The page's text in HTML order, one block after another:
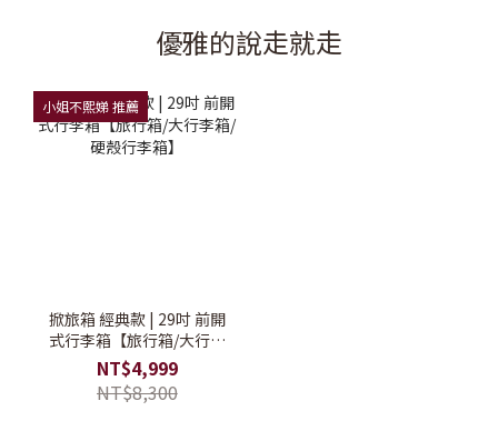
優雅的說走就走
小姐不熙娣 推薦
掀旅箱 經典款 | 29吋 前開
式行李箱【旅行箱/大行李
箱/硬殼行李箱】
NT$4,999
NT$8,300